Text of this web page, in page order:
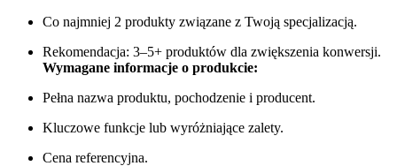
Co najmniej 2 produkty związane z Twoją specjalizacją.
Rekomendacja: 3–5+ produktów dla zwiększenia konwersji.
Wymagane informacje o produkcie:
Pełna nazwa produktu, pochodzenie i producent.
Kluczowe funkcje lub wyróżniające zalety.
Cena referencyjna.